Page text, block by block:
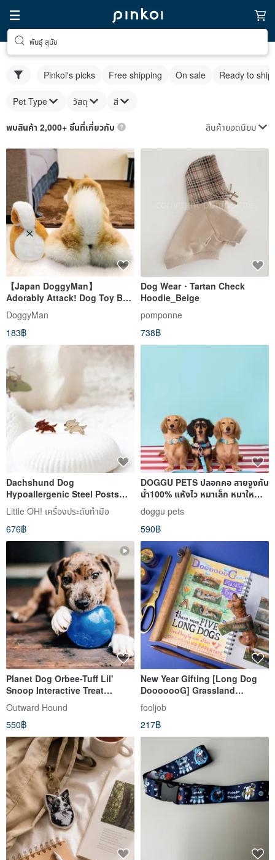
พันธุ์ สุนัข
Pinkoi's picks Free shipping On sale Ready to ship
Pet Type วัสดุ สี
พบสินค้า 2,000+ ชิ้นที่เกี่ยวกับ สินค้ายอดนิยม
【Japan DoggyMan】
Adorably Attack! Dog Toy Ball
- Shiba Inu / Poodle Butt
DoggyMan
183฿
Dog Wear・Tartan Check
Hoodie_Beige
pomponne
738฿
Dachshund Dog
Hypoallergenic Steel Posts
Clip-on Earrings Handmade
Jewelry Birthday Gift
Little OH! เครื่องประดับทำมือ
676฿
DOGGU PETS ปลอกคอ สายจูงกัน
น้ำ100% แห้งไว หมาเล็ก หมาใหญ่
ใส่ได้ รุ่น Sport Club
doggu pets
590฿
Planet Dog Orbee-Tuff Lil'
Snoop Interactive Treat
Dispensing Dog Toy(S)
Outward Hound
550฿
New Year Gifting [Long Dog
DooooooG] Grassland
Running Dog - Washi Tape /
Dachshund Washi Tape
fooljob
217฿